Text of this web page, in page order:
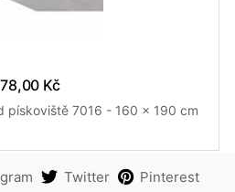
78,00 Kč
pískoviště 7016 - 160 x 190 cm
Twitter Pinterest